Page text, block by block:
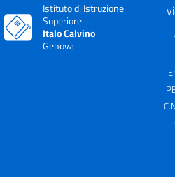
Istituto di Istruzione
Superiore
Italo Calvino
Genova